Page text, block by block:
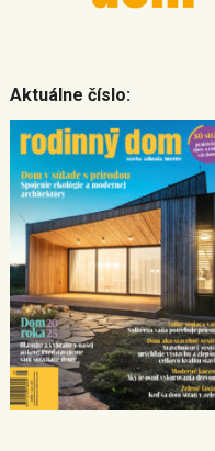
Aktuálne číslo: